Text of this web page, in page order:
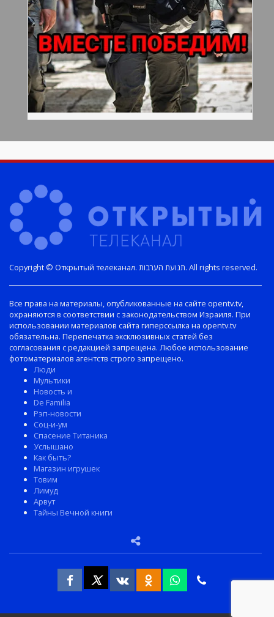
Copyright © Открытый телеканал. תנועת הערבות. All rights reserved.
Все права на материалы, опубликованные на сайте opentv.tv,
охраняются в соответствии с законодательством Израиля. При
использовании материалов сайта гиперссылка на opentv.tv
обязательна. Перепечатка эксклюзивных статей без
согласования с редакцией запрещена. Любое использование
фотоматериалов агентств строго запрещено.
Люди
Мультики
Новость и
De Familia
Рэп-новости
Соц-и-ум
Спасение Титаника
Услышано
Как быть?
Магазин игрушек
Товим
Лимуд
Арвут
Тайны Вечной книги